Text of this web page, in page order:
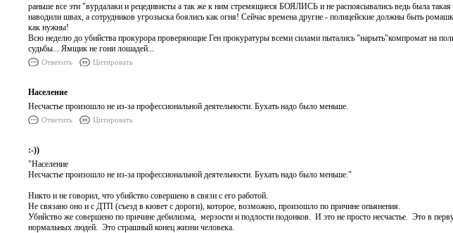
раньше все эти "вурдалаки и рецедивисты а так же к ним стремящиеся БОЯЛИСЬ и не распоясывались ведь была
наводили швах, а сотрудников угрозыска боялись как огня! Сейчас времена другие - полицейские должны быть
как нужны!
Всю неделю до убийства прокурора проверяющие Ген прокуратуры всеми силами пытались "нарыть"компромат на
судьбы... Ямщик не гони лошадей...
Ответить Цитировать
Население
Несчастье произошло не из-за профессиональной деятельности. Бухать надо было меньше.
Ответить Цитировать
:-))
"Население
Несчастье произошло не из-за профессиональной деятельности. Бухать надо было меньше."
Никто и не говорил, что убийство совершено в связи с его работой.
Не связано оно и с ДТП (съезд в кювет с дороги), которое, возможно, произошло по причине опьянения.
Убийство же совершено по причине дебилизма, мерзости и подлости подонков. И это не просто несчастье. Это в
нормальных людей. Это страшный конец жизни человека.